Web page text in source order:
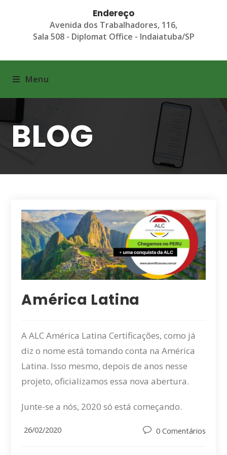
Endereço
Avenida dos Trabalhadores, 116,
Sala 508 - Diplomat Office - Indaiatuba/SP
Menu
BLOG
América Latina
A ALC América Latina Certificações, como já
diz o nome está tomando conta na América
Latina. Isso mesmo, depois de anos nesse
projeto, oficializamos essa nova abertura.
Junte-se a nós, 2020 só está começando.
Post
26/02/2020
Post0 Comentários